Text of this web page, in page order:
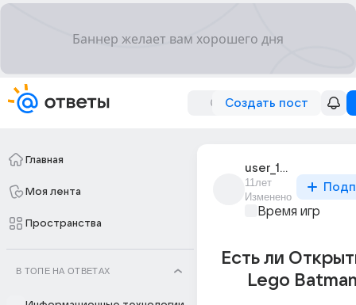
Создать пост
Главная
Моя лента
Пространства
В ТОПЕ НА ОТВЕТАХ
user_185656429
11лет
Изменено
Время игр
Есть ли
Lego